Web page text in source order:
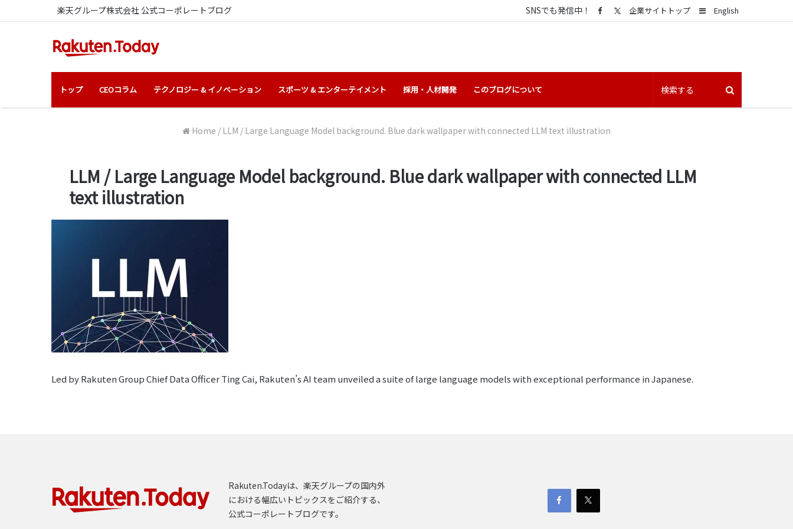
楽天グループ株式会社 公式コーポレートブログ English
Sidebar
企業サイトトップ
SNSでも発信中！
トップ CEOコラム テクノロジー & イノベーション スポーツ & エンターテイメント 採用・人材開発 このブログについて
Home / LLM / Large Language Model background. Blue dark wallpaper with connected LLM text illustration
LLM / Large Language Model background. Blue dark wallpaper with connected LLM
text illustration
Led by Rakuten Group Chief Data Officer Ting Cai, Rakuten’s AI team unveiled a suite of large language models with exceptional performance in Japanese.
Rakuten.Todayは、楽天グループの国内外
における幅広いトピックスをご紹介する、
公式コーポレートブログです。